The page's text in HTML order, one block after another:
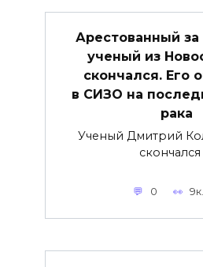
Арестованный за
ученый из
скончался. Его
в СИЗО на
рака
Ученый Дмитрий
скончался
0 9к.